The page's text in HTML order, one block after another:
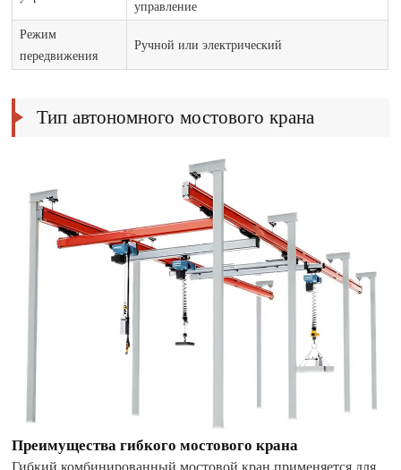
управление
Режим
передвижения
Ручной или электрический
Тип автономного мостового крана
Преимущества гибкого мостового крана
Гибкий комбинированный мостовой кран применяется для